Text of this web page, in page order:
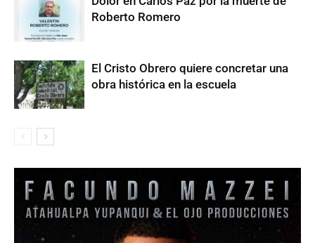
Roberto Romero
El Cristo Obrero quiere concretar una
obra histórica en la escuela